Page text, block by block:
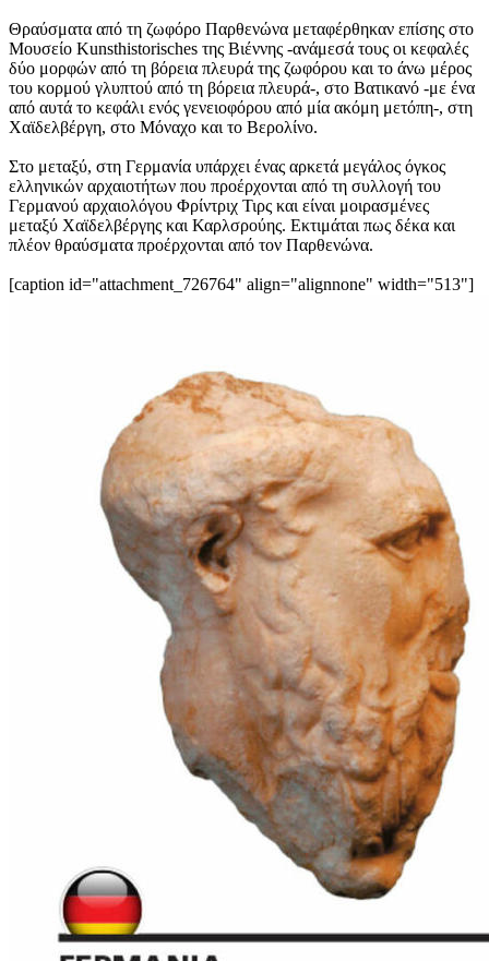
Θραύσματα από τη ζωφόρο Παρθενώνα μεταφέρθηκαν επίσης στο
Μουσείο Kunsthistorisches της Βιέννης -ανάμεσά τους οι κεφαλές
δύο μορφών από τη βόρεια πλευρά της ζωφόρου και το άνω μέρος
του κορμού γλυπτού από τη βόρεια πλευρά-, στο Βατικανό -με ένα
από αυτά το κεφάλι ενός γενειοφόρου από μία ακόμη μετόπη-, στη
Χαϊδελβέργη, στο Μόναχο και το Βερολίνο.
Στο μεταξύ, στη Γερμανία υπάρχει ένας αρκετά μεγάλος όγκος
ελληνικών αρχαιοτήτων που προέρχονται από τη συλλογή του
Γερμανού αρχαιολόγου Φρίντριχ Τιρς και είναι μοιρασμένες
μεταξύ Χαϊδελβέργης και Καρλσρούης. Εκτιμάται πως δέκα και
πλέον θραύσματα προέρχονται από τον Παρθενώνα.
[caption id="attachment_726764" align="alignnone" width="513"]